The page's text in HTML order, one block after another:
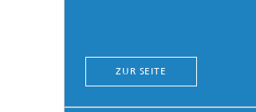
ZUR SEITE